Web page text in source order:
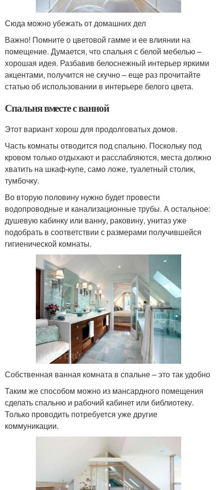
Сюда можно убежать от домашних дел
Важно! Помните о цветовой гамме и ее влиянии на
помещение. Думается, что спальня с белой мебелью –
хорошая идея. Разбавив белоснежный интерьер яркими
акцентами, получится не скучно – еще раз прочитайте
статью об использовании в интерьере белого цвета.
Спальня вместе с ванной
Этот вариант хорош для продолговатых домов.
Часть комнаты отводится под спальню. Поскольку под
кровом только отдыхают и расслабляются, места должно
хватить на шкаф-купе, само ложе, туалетный столик,
тумбочку.
Во вторую половину нужно будет провести
водопроводные и канализационные трубы. А остальное:
душевую кабинку или ванну, раковину, унитаз уже
подобрать в соответствии с размерами получившейся
гигиенической комнаты.
Собственная ванная комната в спальне – это так удобно
Таким же способом можно из мансардного помещения
сделать спальню и рабочий кабинет или библиотеку.
Только проводить потребуется уже другие
коммуникации.